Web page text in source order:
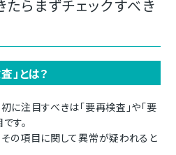
らまずチェックすべき
」とは？
に注目すべきは「要再検査」や「要
す。
の項目に関して異常が疑われると